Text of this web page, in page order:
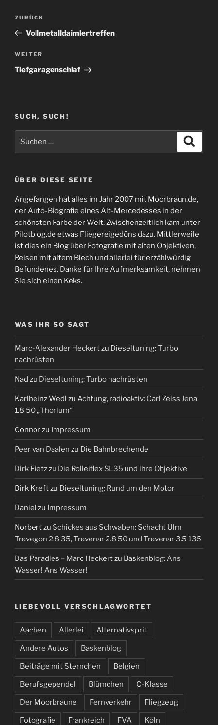
Beitragsnavigation
Vorheriger
Beitrag
ZURÜCK
Vollmetalldaimlertreffen
Nächster
Beitrag
WEITER
Tiefgaragenschlaf
SUCH, SUCH!
ÜBER DIESE SEITE
Angefangen hat alles im Jahr 2007 mit Moorbraun.de,
der Auto-Biografie eines Alt-Mercedesses in der
schönsten Farbe der Welt. Zwischenzeitlich kam unter
Pilotblog.de etwas Fliegereigedöns dazu. Mittlerweile
ist dies ein Blog über Fotografie mit alten Objektiven,
Reisen mit altem Blech und allerlei für erzählwürdig
Befundenes. Danke für Ihre Aufmerksamkeit, nehmen
Sie sich einen Keks.
WAS IHR SO SAGT
Marc-Alexander Heckertzu Dieseltuning: Turbo
nachrüsten
Nad zu Dieseltuning: Turbo nachrüsten
Karlheinz Wedl zu Achtung, radioaktiv: Carl Zeiss Jena
1.8 50 „Thorium“
Connorzu Impressum
Peer van Daalen zu Die Bahnbrechende
Dirk Fietzzu Die Rolleiflex SL35 und ihre Objektive
Dirk Kreftzu Dieseltuning: Rund um den Motor
Daniel zu Impressum
Norbertzu Schickes aus Schwaben: Schacht Ulm
Travegon 2.8 35, Travenar 2.8 50 und Travenar 3.5 135
Das Paradies – Marc Heckertzu Baskenblog: Ans
Wasser! Ans Wasser!
LIEBEVOLL VERSCHLAGWORTET
Aachen Allerlei Alternativsprit
Andere Autos Baskenblog
Beiträge mit Sternchen Belgien
Berufsgependel Blümchen C-Klasse
Der Moorbraune Fernverkehr Fliegzeug
Fotografie Frankreich FVA Köln